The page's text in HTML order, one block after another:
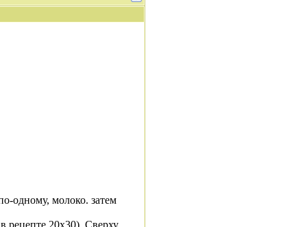
одному, молоко. затем
рецепте 20х30). Сверху